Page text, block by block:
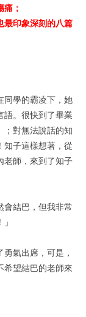
；
最印象深刻的八篇
同學的霸凌下，她
語。很快到了畢業
；對無法說話的知
知子這樣想著，從
老師，來到了知子
結巴，但我非常
氣出席，可是，
希望結巴的老師來